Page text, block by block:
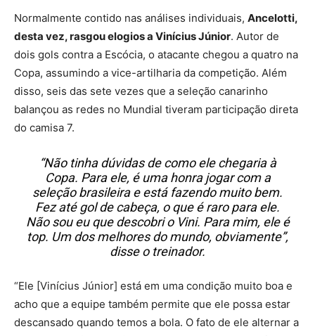
Normalmente contido nas análises individuais, Ancelotti,
desta vez, rasgou elogios a Vinícius Júnior. Autor de
dois gols contra a Escócia, o atacante chegou a quatro na
Copa, assumindo a vice-artilharia da competição. Além
disso, seis das sete vezes que a seleção canarinho
balançou as redes no Mundial tiveram participação direta
do camisa 7.
“Não tinha dúvidas de como ele chegaria à
Copa. Para ele, é uma honra jogar com a
seleção brasileira e está fazendo muito bem.
Fez até gol de cabeça, o que é raro para ele.
Não sou eu que descobri o Vini. Para mim, ele é
top. Um dos melhores do mundo, obviamente”,
disse o treinador.
“Ele [Vinícius Júnior] está em uma condição muito boa e
acho que a equipe também permite que ele possa estar
descansado quando temos a bola. O fato de ele alternar a